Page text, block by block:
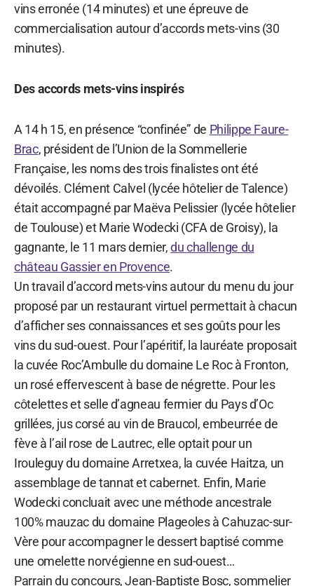
vins erronée (14 minutes) et une épreuve de
commercialisation autour d’accords mets-vins (30
minutes).
Des accords mets-vins inspirés
A 14 h 15, en présence “confinée” de Philippe Faure-
Brac, président de l’Union de la Sommellerie
Française, les noms des trois finalistes ont été
dévoilés. Clément Calvel (lycée hôtelier de Talence)
était accompagné par Maëva Pelissier (lycée hôtelier
de Toulouse) et Marie Wodecki (CFA de Groisy), la
gagnante, le 11 mars dernier,du challenge du
château Gassier en Provence.
Un travail d’accord mets-vins autour du menu du jour
proposé par un restaurant virtuel permettait à chacun
d’afficher ses connaissances et ses goûts pour les
vins du sud-ouest. Pour l’apéritif, la lauréate proposait
la cuvée Roc’Ambulle du domaine Le Roc à Fronton,
un rosé effervescent à base de négrette. Pour les
côtelettes et selle d’agneau fermier du Pays d’Oc
grillées, jus corsé au vin de Braucol, embeurrée de
fève à l’ail rose de Lautrec, elle optait pour un
Irouleguy du domaine Arretxea, la cuvée Haitza, un
assemblage de tannat et cabernet. Enfin, Marie
Wodecki concluait avec une méthode ancestrale
100% mauzac du domaine Plageoles à Cahuzac-sur-
Vère pour accompagner le dessert baptisé comme
une omelette norvégienne en sud-ouest…
Parrain du concours, Jean-Baptiste Bosc, sommelier